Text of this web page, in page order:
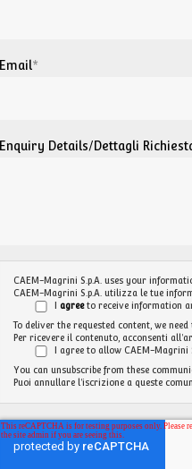
Email*
Enquiry Details/Dettagli
CAEM-Magrini S.p.A. uses your
CAEM-Magrini S.p.A. utilizza le tue
agreeto receive information
To deliver the requested content, we
Per ricevere il contenuto, acconsenti
I agree to allow CAEM-
You can unsubscribe from these
Puoi annullare l'iscrizione a queste